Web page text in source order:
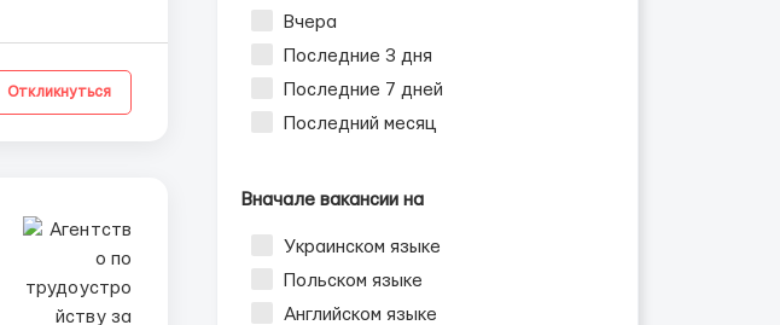
Откликнуться
Вчера
Последние 3 дня
Последние 7 дней
Последний месяц
Вначале вакансии на
Украинском языке
Польском языке
Английском языке